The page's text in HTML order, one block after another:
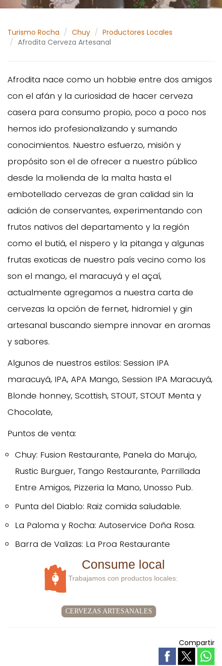
Turismo Rocha Chuy
Productores Locales
Afrodita Cerveza Artesanal
Afrodita nace como un hobbie entre dos amigos
con el afán y la curiosidad de hacer cerveza
casera para consumo propio, poco a poco nos
hemos ido profesionalizando y sumando
conocimientos. Nuestro esfuerzo, misión y
propósito son el de ofrecer a nuestro público
desde la molienda de la malta hasta el
embotellado cervezas de gran calidad sin la
adición de conservantes, experimentando con
frutos nativos del departamento y la región
como el butiá, el nispero y la pitanga y algunas
frutas exoticas de nuestro país vecino como los
son el mango, el maracuyá y el açaí,
actualmente agregamos a nuestra carta de
cervezas la opción de fernet, hidromiel y gin
artesanal buscando siempre innovar en aromas
y sabores.
Algunos de nuestros estilos: Session IPA
maracuyá, IPA, APA Mango, Session IPA Maracuyá,
Blonde honney, Scottish, STOUT, STOUT Menta y
Chocolate,
Puntos de venta:
Chuy: Fusion Restaurante, Panela do Marujo,
Rustic Burguer, Tango Restaurante, Parrillada
Entre Amigos, Pizzeria la Mano, Unosso Pub.
Punta del Diablo: Raiz comida saludable.
La Paloma y Rocha: Autoservice Doña Rosa.
Barra de Valizas: La Proa Restaurante
Consume local
Trabajamos con productos locales:
CERVEZAS ARTESANALES
Compartir